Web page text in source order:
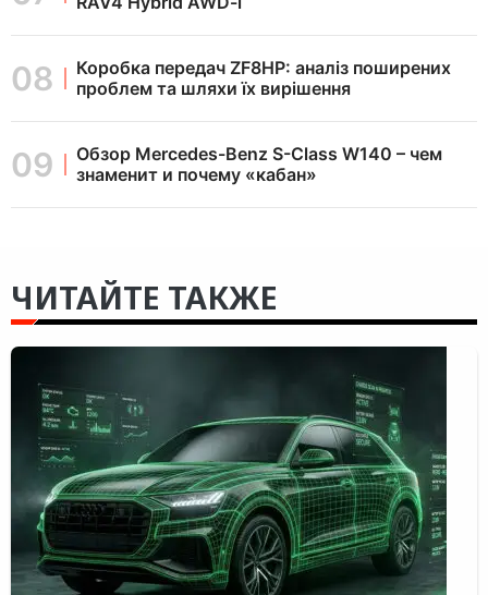
Коробка передач ZF8HP: аналіз поширених
проблем та шляхи їх вирішення
Обзор Mercedes-Benz S-Class W140 – чем
знаменит и почему «кабан»
ЧИТАЙТЕ ТАКЖЕ